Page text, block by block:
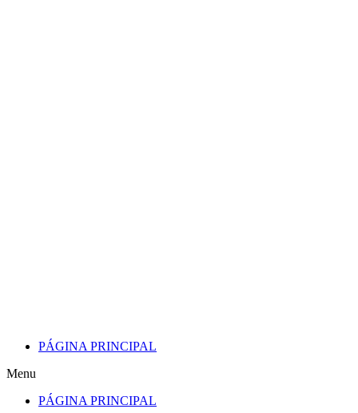
PÁGINA PRINCIPAL
Menu
PÁGINA PRINCIPAL